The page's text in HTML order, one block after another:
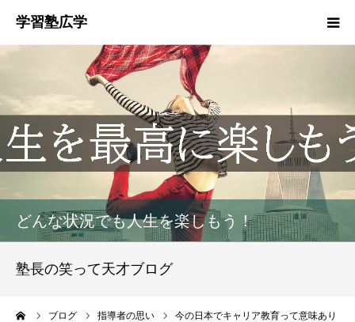
どんな状況でも人生を楽しもう！
塾長の笑って天才ブログ
ブログ 指導者の思い
今の日本でキャリア教育って意味あり
お知らせ
指導方針
HGM